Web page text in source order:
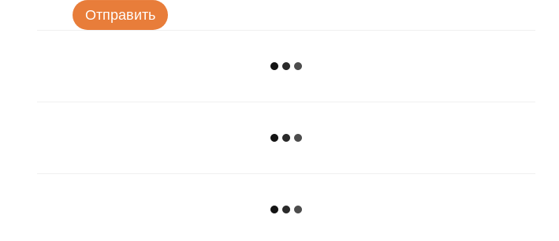
Отправить